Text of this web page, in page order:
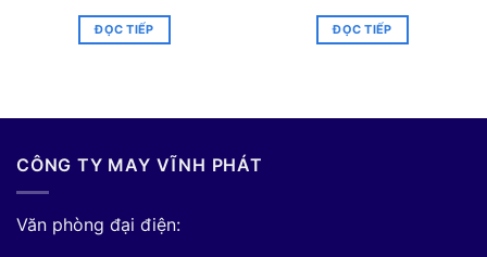
ĐỌC TIẾP ĐỌC TIẾP
CÔNG TY MAY VĨNH PHÁT
Văn phòng đại điện: